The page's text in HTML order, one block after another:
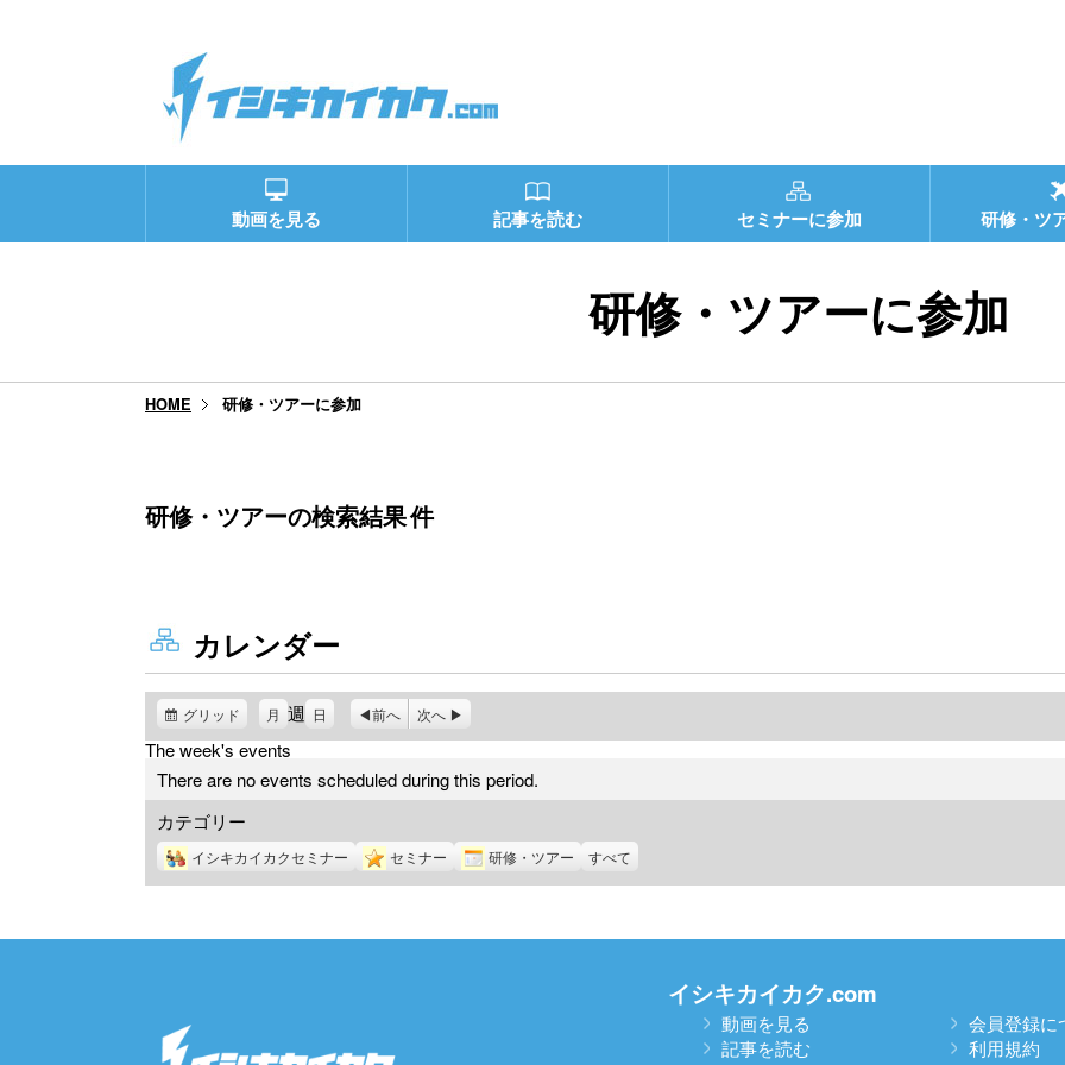
動画を見る 記事を読む セミナーに参加 研修・ツ
研修・ツアーに参加
HOME 研修・ツアーに参加
研修・ツアーの検索結果件
カレンダー
グリッド 月 週 日 前へ 次へ
The week's events
There are no events scheduled during this period.
カテゴリー
イシキカイカクセミナー セミナー 研修・ツアー すべて
イシキカイカク.com
動画を見る
記事を読む
会員登録に
利用規約